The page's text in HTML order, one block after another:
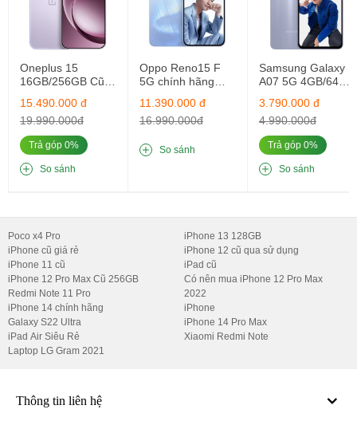
Tần số quét
Mật độ điểm ảnh
Độ sáng
Camera góc siêu
Camera tele 10MP, khẩu
Camera kính tiềm vọng 10MP,
Chip xử lý (CPU)
Oneplus 15
16GB/256GB Cũ
Bản
15.490.000 đ
19.990.000đ
Trả góp 0%
So sánh
Oppo Reno15 F
5G chính hãng
12GB/256GB
11.390.000 đ
16.990.000đ
So sánh
Samsung Galaxy
A07 5G 4GB/64GB
3.790.000 đ
4.990.000đ
Trả góp 0%
So sánh
Poco x4 Pro
iPhone cũ giá rẻ
iPhone 11 cũ
iPhone 12 Pro Max Cũ 256GB
Redmi Note 11 Pro
iPhone 14 chính hãng
Galaxy S22 Ultra
iPad Air Siêu Rẻ
Laptop LG Gram 2021
iPhone 13 128GB
iPhone 12 cũ qua sử dụng
iPad cũ
Có nên mua iPhone 12 Pro Max
2022
iPhone
iPhone 14 Pro Max
Xiaomi Redmi Note
Thông tin liên hệ